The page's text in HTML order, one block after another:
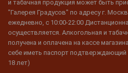
и табачная продукция может быть
"Галерея Градусов" по адресу г.
ежедневно, с 10:00-22:00
осуществляется. Алкогольная и
получена и оплачена на кассе
себе иметь паспорт
18 лет)